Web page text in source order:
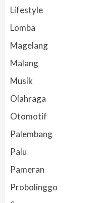
Lifestyle
Lomba
Magelang
Malang
Musik
Olahraga
Otomotif
Palembang
Palu
Pameran
Probolinggo